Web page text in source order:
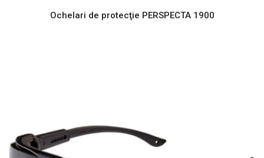
Ochelari de protecţie PERSPECTA 1900